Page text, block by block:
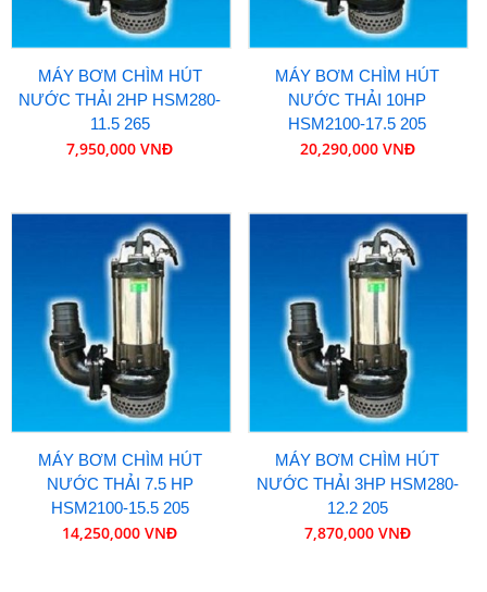
MÁY BƠM CHÌM HÚT
NƯỚC THẢI 2HP HSM280-
11.5 265
7,950,000 VNĐ
MÁY BƠM CHÌM HÚT
NƯỚC THẢI 10HP
HSM2100-17.5 205
20,290,000 VNĐ
MÁY BƠM CHÌM HÚT
NƯỚC THẢI 7.5 HP
HSM2100-15.5 205
14,250,000 VNĐ
MÁY BƠM CHÌM HÚT
NƯỚC THẢI 3HP HSM280-
12.2 205
7,870,000 VNĐ